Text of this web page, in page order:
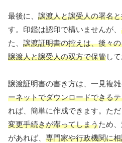
最後に、 譲渡人と譲受人の署名
す。印鑑は認印で構いませんが、
た、 譲渡証明書の控えは、後々
譲渡人と譲受人の双方で保管し
譲渡証明書の書き方は、一見複雑
ーネットでダウンロードできる
れば、簡単に作成できます。ただ
変更手続きが滞ってしまうため
があれば、 専門家や行政機関に